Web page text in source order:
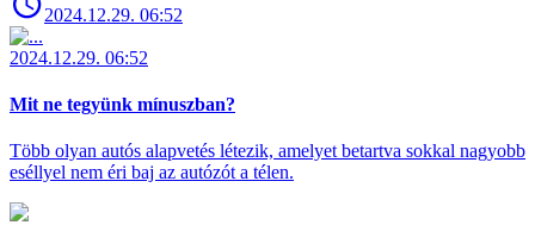
2024.12.29. 06:52
2024.12.29. 06:52
Mit ne tegyünk mínuszban?
Több olyan autós alapvetés létezik, amelyet betartva sokkal nagyobb
eséllyel nem éri baj az autózót a télen.